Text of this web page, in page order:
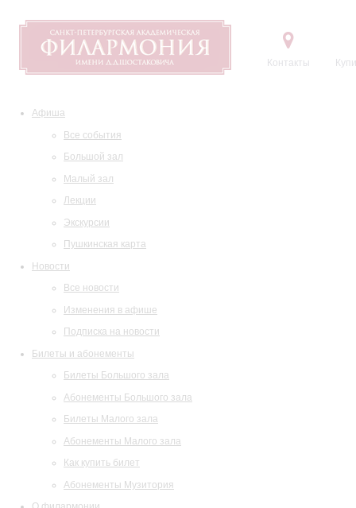
Контакты
Афиша
Все события
Большой зал
Малый зал
Лекции
Экскурсии
Пушкинская карта
Новости
Все новости
Изменения в афише
Подписка на новости
Билеты и абонементы
Билеты Большого зала
Абонементы Большого зала
Билеты Малого зала
Абонементы Малого зала
Как купить билет
Абонементы Музитория